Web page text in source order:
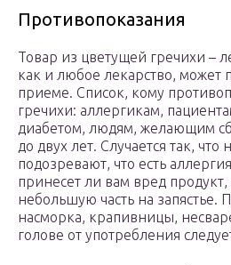
Противопоказания
Товар из цветущей гречихи –
как и любое лекарство, может
приеме. Список, кому
гречихи: аллергикам,
диабетом, людям, желающим
до двух лет. Случается так,
подозревают, что есть
принесет ли вам вред продукт,
небольшую часть на запястье.
насморка, крапивницы,
голове от употребления